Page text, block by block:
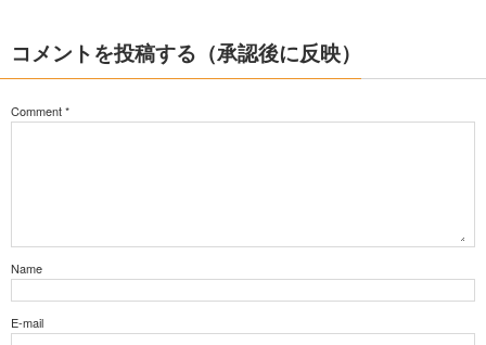
コメントを投稿する（承認後に反映）
Comment*
Name
E-mail